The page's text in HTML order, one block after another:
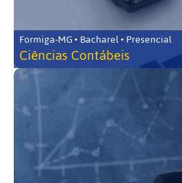
Formiga-MG • Bacharel • Presencial
Ciências Contábeis